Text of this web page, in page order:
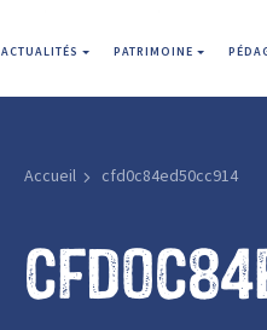
ACTUALITÉS PATRIMOINE
Accueil cfd0c84ed50cc914